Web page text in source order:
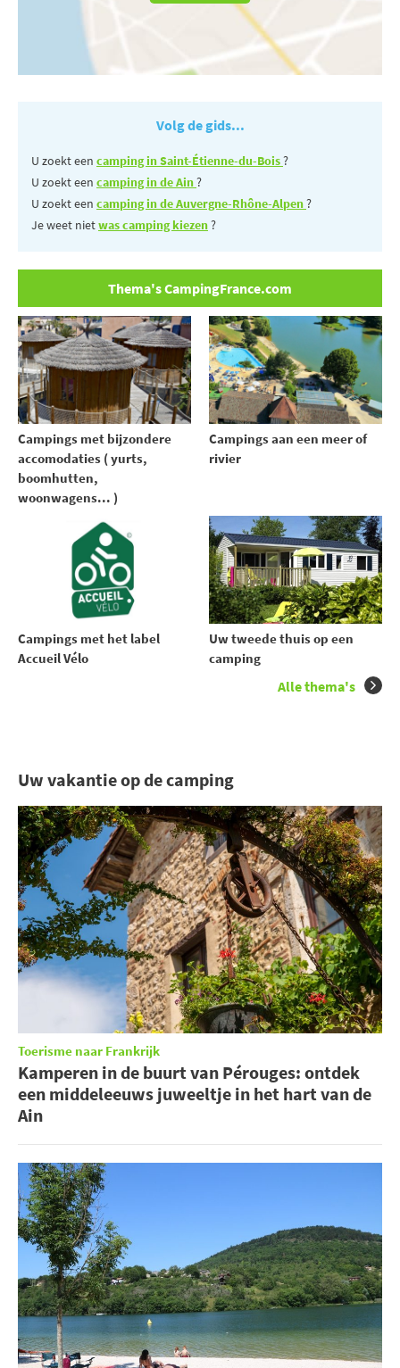
Volg de gids...
U zoekt een camping in Saint-Étienne-du-Bois?
U zoekt een camping in de Ain?
U zoekt een camping in de Auvergne-Rhône-Alpen?
Je weet nietwas camping kiezen?
Thema's CampingFrance.com
Campings met bijzondere
accomodaties ( yurts,
boomhutten,
woonwagens... )
Campings aan een meer of
rivier
Campings met het label
Accueil Vélo
Uw tweede thuis op een
camping
Alle thema's
Uw vakantie op de camping
Toerisme naar Frankrijk
Kamperen in de buurt van Pérouges: ontdek
een middeleeuws juweeltje in het hart van de
Ain